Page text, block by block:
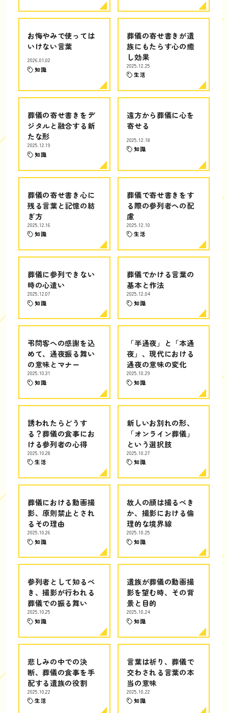
お悔やみで使っては
いけない言葉
2026.01.02
知識
葬儀の寄せ書きが遺
族にもたらす心の癒
し効果
2025.12.25
生活
葬儀の寄せ書きをデ
ジタルと融合する新
たな形
2025.12.19
知識
遠方から葬儀に心を
寄せる
2025.12.18
知識
葬儀の寄せ書き心に
残る言葉と記憶の紡
ぎ方
2025.12.16
知識
葬儀で寄せ書きをす
る際の参列者への配
慮
2025.12.10
生活
葬儀に参列できない
時の心遣い
2025.12.07
知識
葬儀でかける言葉の
基本と作法
2025.12.04
知識
弔問客への感謝を込
めて、通夜振る舞い
の意味とマナー
2025.10.31
知識
「半通夜」と「本通
夜」、現代における
通夜の意味の変化
2025.10.29
知識
誘われたらどうす
る？葬儀の食事にお
ける参列者の心得
2025.10.28
生活
新しいお別れの形、
「オンライン葬儀」
という選択肢
2025.10.27
知識
葬儀における動画撮
影、原則禁止とされ
るその理由
2025.10.26
知識
故人の顔は撮るべき
か、撮影における倫
理的な境界線
2025.10.25
知識
参列者として知るべ
き、撮影が行われる
葬儀での振る舞い
2025.10.25
知識
遺族が葬儀の動画撮
影を望む時、その背
景と目的
2025.10.24
知識
悲しみの中での決
断、葬儀の食事を手
配する遺族の役割
2025.10.22
生活
言葉は祈り、葬儀で
交わされる言葉の本
当の意味
2025.10.22
知識